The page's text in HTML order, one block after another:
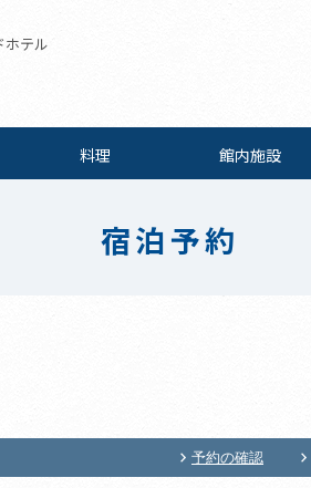
ホテル
料理 館内施設
宿泊予約
予約の確認